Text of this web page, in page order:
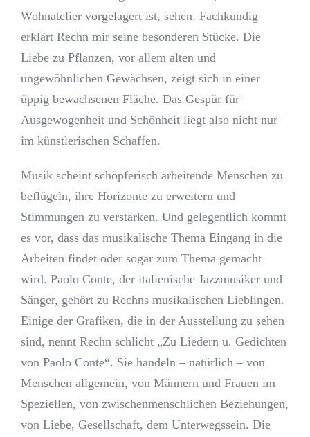
Wohnatelier vorgelagert ist, sehen. Fachkundig
erklärt Rechn mir seine besonderen Stücke. Die
Liebe zu Pflanzen, vor allem alten und
ungewöhnlichen Gewächsen, zeigt sich in einer
üppig bewachsenen Fläche. Das Gespür für
Ausgewogenheit und Schönheit liegt also nicht nur
im künstlerischen Schaffen.
Musik scheint schöpferisch arbeitende Menschen zu
beflügeln, ihre Horizonte zu erweitern und
Stimmungen zu verstärken. Und gelegentlich kommt
es vor, dass das musikalische Thema Eingang in die
Arbeiten findet oder sogar zum Thema gemacht
wird. Paolo Conte, der italienische Jazzmusiker und
Sänger, gehört zu Rechns musikalischen Lieblingen.
Einige der Grafiken, die in der Ausstellung zu sehen
sind, nennt Rechn schlicht „Zu Liedern u. Gedichten
von Paolo Conte“. Sie handeln – natürlich – von
Menschen allgemein, von Männern und Frauen im
Speziellen, von zwischenmenschlichen Beziehungen,
von Liebe, Gesellschaft, dem Unterwegssein. Die